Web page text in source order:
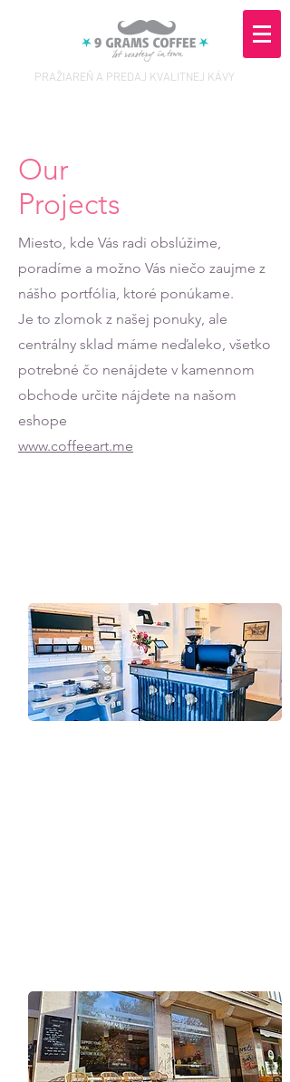
PRAŽIAREŇ A PREDAJ KVALITNEJ KÁVY
Our
Projects
Miesto, kde Vás radi obslúžime,
poradíme a možno Vás niečo zaujme z
nášho portfólia, ktoré ponúkame.
Je to zlomok z našej ponuky, ale
centrálny sklad máme neďaleko, všetko
potrebné čo nenájdete v kamennom
obchode určite nájdete na našom
eshope
www.coffeeart.me